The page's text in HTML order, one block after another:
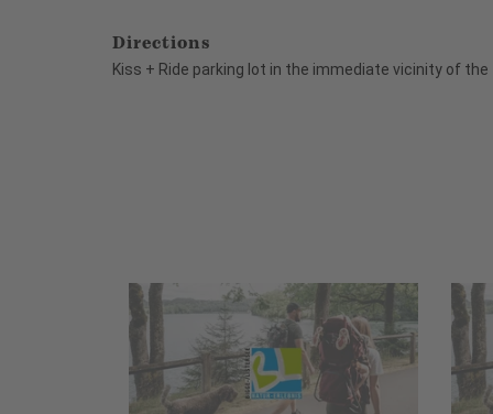
Directions
Kiss + Ride parking lot in the immediate vicinity of